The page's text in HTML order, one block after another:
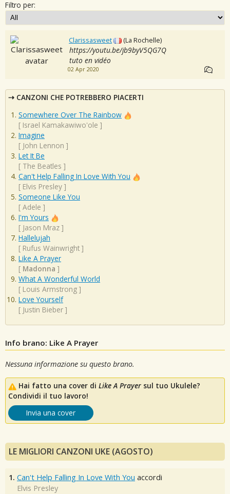
Filtro per:
Clarissasweet (La Rochelle)
https://youtu.be/jb9byV5QG7Q
tuto en vidéo
02 Apr 2020
CANZONI CHE POTREBBERO PIACERTI
Somewhere Over The Rainbow
[ Israel Kamakawiwo'ole ]
Imagine
[ John Lennon ]
Let It Be
[ The Beatles ]
Can't Help Falling In Love With You
[ Elvis Presley ]
Someone Like You
[ Adele ]
I'm Yours
[ Jason Mraz ]
Hallelujah
[ Rufus Wainwright ]
Like A Prayer
[ Madonna ]
What A Wonderful World
[ Louis Armstrong ]
Love Yourself
[ Justin Bieber ]
Info brano: Like A Prayer
Nessuna informazione su questo brano.
Hai fatto una cover di Like A Prayer sul tuo Ukulele?
Condividi il tuo lavoro!
Invia una cover
LE MIGLIORI CANZONI UKE (AGOSTO)
1. Can't Help Falling In Love With You accordi
Elvis Presley